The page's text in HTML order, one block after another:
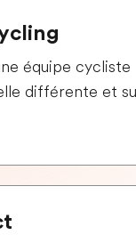
équipe cycliste
différente et